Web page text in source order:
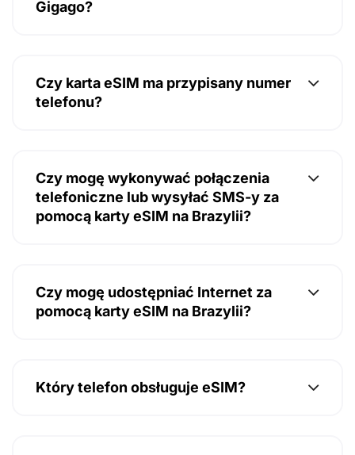
Gigago?
Czy karta eSIM ma przypisany numer
telefonu?
Czy mogę wykonywać połączenia
telefoniczne lub wysyłać SMS-y za
pomocą karty eSIM na Brazylii?
Czy mogę udostępniać Internet za
pomocą karty eSIM na Brazylii?
Który telefon obsługuje eSIM?